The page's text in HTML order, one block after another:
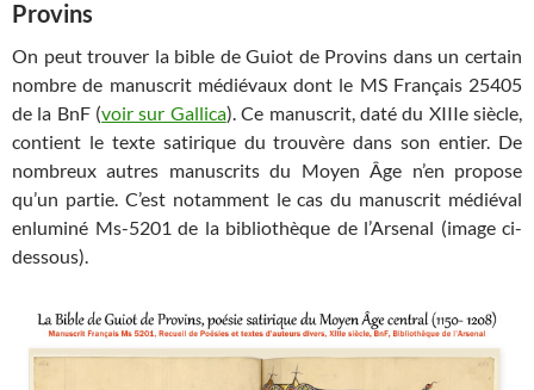
Provins
On peut trouver la bible de Guiot de Provins dans un certain
nombre de manuscrit médiévaux dont le MS Français 25405
de la BnF (voir sur Gallica). Ce manuscrit, daté du XIIIe siècle,
contient le texte satirique du trouvère dans son entier. De
nombreux autres manuscrits du Moyen Âge n’en propose
qu’un partie. C’est notamment le cas du manuscrit médiéval
enluminé Ms-5201 de la bibliothèque de l’Arsenal (image ci-
dessous).